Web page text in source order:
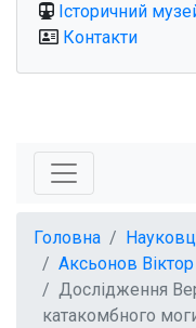
Історичний
Контакти
Головна
Аксьонов
Дослідження
катакомбного